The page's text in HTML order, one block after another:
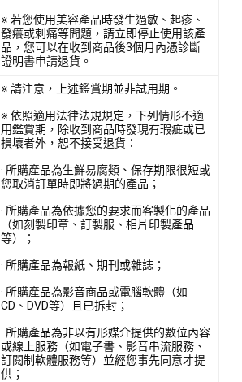
※ 若您使用美容產品時發生過敏、起疹、
發癢或刺痛等問題，請立即停止使用該產
品，您可以在收到商品後3個月內憑診斷
證明書申請退貨。
※ 請注意，上述鑑賞期並非試用期。
※ 依照適用法律法規規定，下列情形不適
用鑑賞期，除收到商品時發現有瑕疵或已
損壞者外，恕不接受退貨：
· 所購產品為生鮮易腐類、保存期限很短或
您取消訂單時即將過期的產品；
· 所購產品為依據您的要求而客製化的產品
（如刻製印章、訂製服、相片印製產品
等）；
· 所購產品為報紙、期刊或雜誌；
· 所購產品為影音商品或電腦軟體（如
CD、DVD等）且已拆封；
· 所購產品為非以有形媒介提供的數位內容
或線上服務（如電子書、影音串流服務、
訂閱制軟體服務等）並經您事先同意才提
供；